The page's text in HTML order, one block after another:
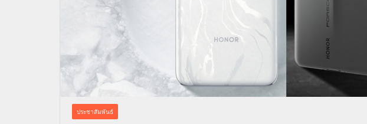
ประชาสัมพันธ์